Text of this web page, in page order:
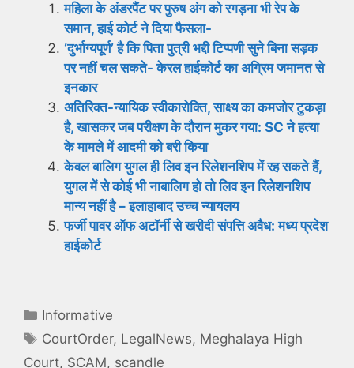
महिला के अंडरपैंट पर पुरुष अंग को रगड़ना भी रेप के
समान, हाई कोर्ट ने दिया फैसला-
‘दुर्भाग्यपूर्ण’ है कि पिता पुत्री भद्दी टिप्पणी सुने बिना सड़क
पर नहीं चल सकते- केरल हाईकोर्ट का अग्रिम जमानत से
इनकार
अतिरिक्त-न्यायिक स्वीकारोक्ति, साक्ष्य का कमजोर टुकड़ा
है, खासकर जब परीक्षण के दौरान मुकर गया: SC ने हत्या
के मामले में आदमी को बरी किया
केवल बालिग युगल ही लिव इन रिलेशनशिप में रह सकते हैं,
युगल में से कोई भी नाबालिग हो तो लिव इन रिलेशनशिप
मान्य नहीं है – इलाहाबाद उच्च न्यायलय
फर्जी पावर ऑफ अटॉर्नी से खरीदी संपत्ति अवैध: मध्य प्रदेश
हाईकोर्ट
Categories
Informative
Tags
CourtOrder, LegalNews, Meghalaya High
Court, SCAM, scandle